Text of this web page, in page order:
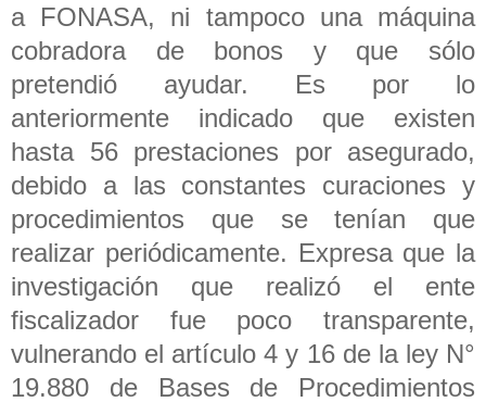
a FONASA, ni tampoco una máquina
cobradora de bonos y que sólo
pretendió ayudar. Es por lo
anteriormente indicado que existen
hasta 56 prestaciones por asegurado,
debido a las constantes curaciones y
procedimientos que se tenían que
realizar periódicamente. Expresa que la
investigación que realizó el ente
fiscalizador fue poco transparente,
vulnerando el artículo 4 y 16 de la ley N°
19.880 de Bases de Procedimientos